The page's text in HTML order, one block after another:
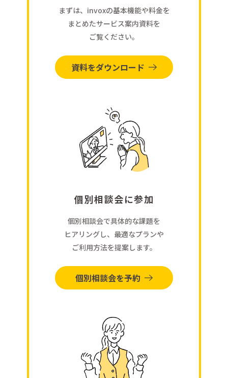
まずは、invoxの基本機能や料金を
まとめたサービス案内資料を
ご覧ください。
資料をダウンロード
個別相談会に参加
個別相談会で具体的な課題を
ヒアリングし、最適なプランや
ご利用方法を提案します。
個別相談会を予約